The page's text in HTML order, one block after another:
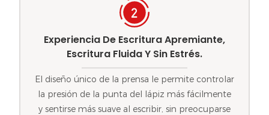
Experiencia De Escritura Apremiante,
Escritura Fluida Y Sin Estrés.
El diseño único de la prensa le permite controlar
la presión de la punta del lápiz más fácilmente
y sentirse más suave al escribir, sin preocuparse